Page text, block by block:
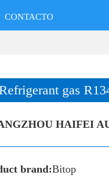
CONTACTO
gas
HAIFEI
brand:Bitop